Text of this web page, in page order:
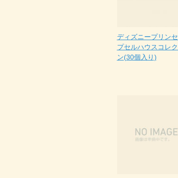
ディズニープリン
プセルハウスコレ
ン(30個入り)